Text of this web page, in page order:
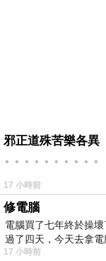
邪正道殊苦樂各異
。。。。。。。。。。
17 小時前
修電腦
電腦買了七年終於操
過了四天，今天去拿
17 小時前